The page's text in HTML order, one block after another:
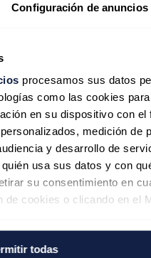
Configuración de anuncios
procesamos sus datos
como las cookies para
en su dispositivo con el
medición de
y desarrollo de
usa sus datos y con
su consentimiento en
de cookies o clicando en el
todas
alternativas", han aseverado.
70 % de reservas
siguen
impulsaron los